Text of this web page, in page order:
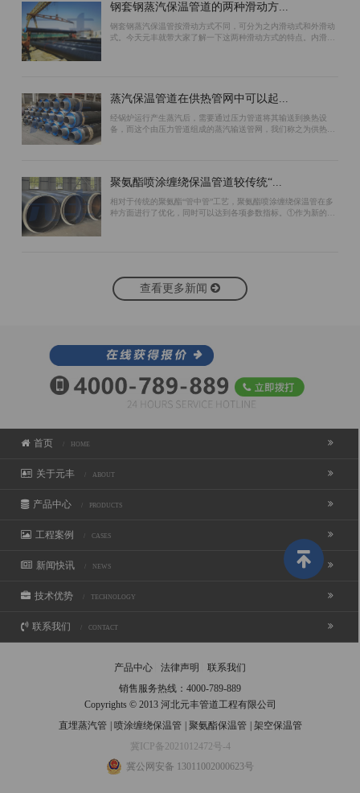
钢套钢蒸汽保温管道的两种滑动方...
钢套钢蒸汽保温管按滑动方式不同，可分为之内滑动式和外滑动
式。今天元丰就带大家了解一下这两种滑动方式的特点。内滑动
蒸汽保温管道在供热管网中可以起...
经锅炉运行产生蒸汽后，需要通过压力管道将其输送到换热设
备，而这个由压力管道组成的蒸汽输送管网，我们称之为供热管
聚氨酯喷涂缠绕保温管道较传统“...
相对于传统的聚氨酯“管中管”工艺，聚氨酯喷涂缠绕保温管在多
种方面进行了优化，同时可以达到各项参数指标。①作为新的生
查看更多新闻
首页 / HOME
关于元丰 / ABOUT
产品中心 / PRODUCTS
工程案例 / CASES
新闻快讯 / NEWS
技术优势 / TECHNOLOGY
联系我们 / CONTACT
产品中心 法律声明
联系我们
销售服务热线： 4000-789-889
Copyrights © 2013 河北元丰管道工程有限公司
直埋蒸汽管
喷涂缠绕保温管 聚氨酯保温管
架空保温管
冀ICP备2021012472号-4
冀公网安备 13011002000623号